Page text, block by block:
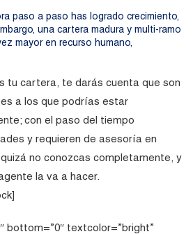
paso a paso has logrado crecimiento,
una cartera madura y multi-ramo
mayor en recurso humano,
tu cartera, te darás cuenta que son
a los que podrías estar
con el paso del tiempo
y requieren de asesoría en
no conozcas completamente, y
la va a hacer.
bottom=”0″ textcolor=”bright”